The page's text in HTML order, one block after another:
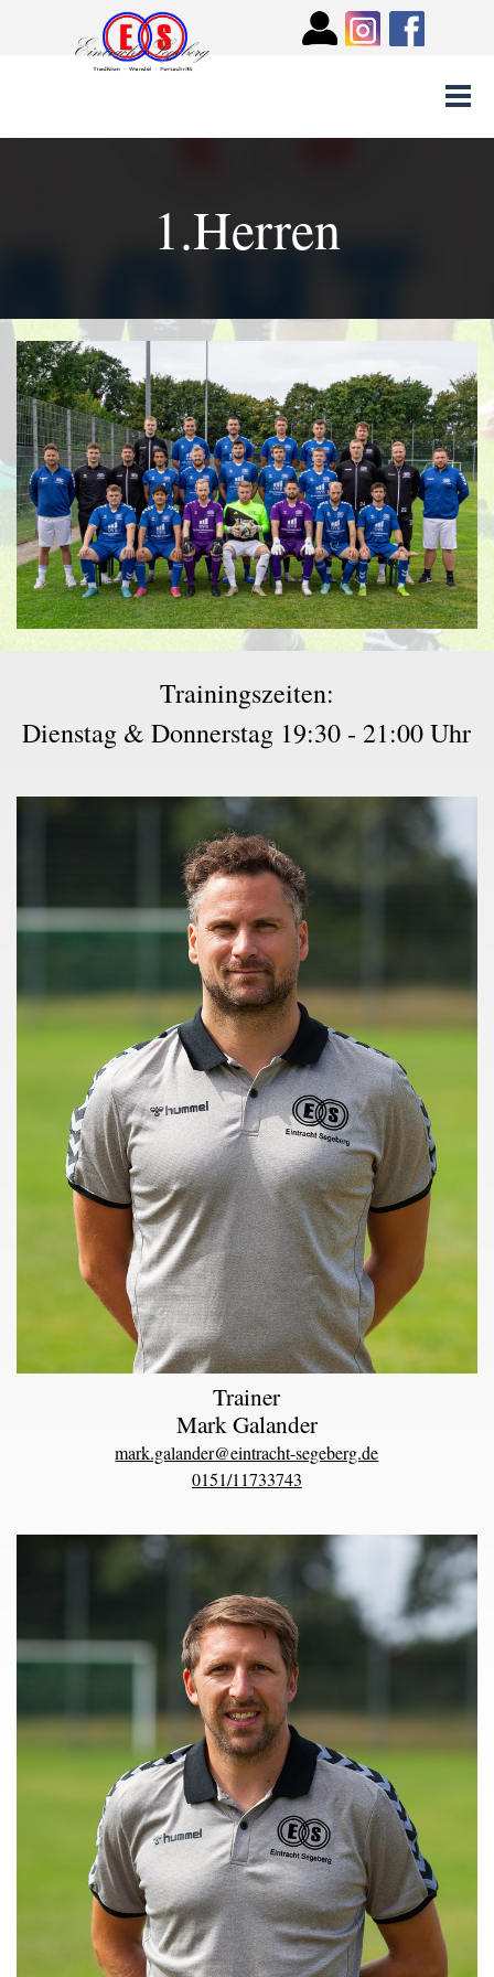
1.Herren
Trainingszeiten:
Dienstag & Donnerstag 19:30 - 21:00 Uhr
Trainer
Mark Galander
mark.galander@eintracht-segeberg.de
0151/11733743